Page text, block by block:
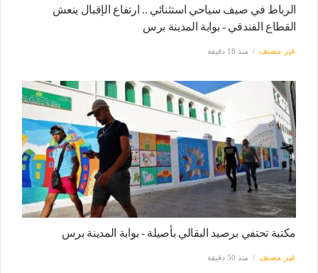
الرباط في صيف سياحي استثنائي .. ارتفاع الإقبال ينعش
القطاع الفندقي - بوابة المدينة برس
غير مصنف منذ 18 دقيقة
مكتبة تحتفي برصيد البقالي بأصيلة - بوابة المدينة برس
غير مصنف منذ 50 دقيقة